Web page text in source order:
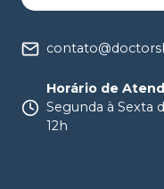
Horário de
Segunda à Sexta
12h